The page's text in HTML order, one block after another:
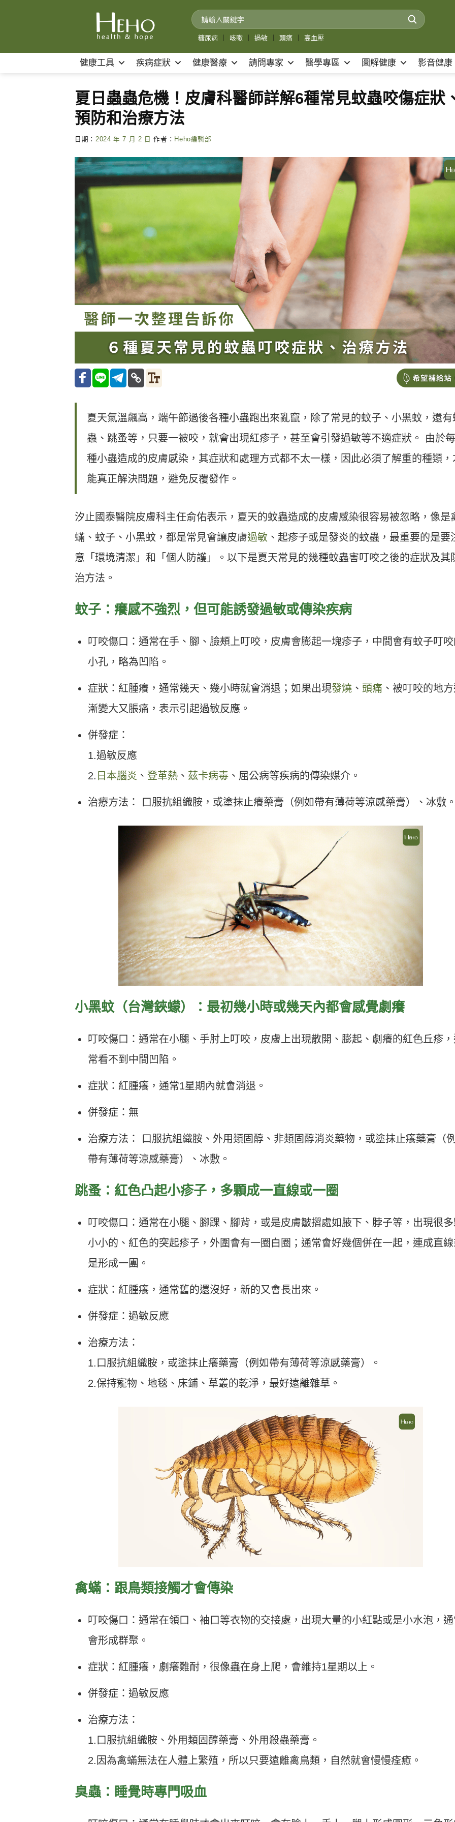
糖尿病 咳嗽 過敏 頭痛 高血壓
健康工具 疾病症狀 健康醫療 請問專家 醫學專區 圖解健康 影音健康
夏日蟲蟲危機！皮膚科醫師詳解6種常見蚊蟲咬傷症狀
預防和治療方法
日期： 2024 年 7 月 2 日 作者： Heho編輯部
夏天氣溫飆高，端午節過後各種小蟲跑出來亂竄，除了常見的蚊子、小黑蚊，還有
蟲、跳蚤等，只要一被咬，就會出現紅疹子，甚至會引發過敏等不適症狀。 由於
種小蟲造成的皮膚感染，其症狀和處理方式都不太一樣，因此必須了解重的種類，
能真正解決問題，避免反覆發作。
汐止國泰醫院皮膚科主任俞佑表示，夏天的蚊蟲造成的皮膚感染很容易被忽略，像是
蟎、蚊子、小黑蚊，都是常見會讓皮膚過敏 、起疹子或是發炎的蚊蟲，最重要的是要
意「環境清潔」和「個人防護」。以下是夏天常見的幾種蚊蟲害叮咬之後的症狀及其
治方法。
蚊子：癢感不強烈，但可能誘發過敏或傳染疾病
叮咬傷口：通常在手、腳、臉頰上叮咬，皮膚會膨起一塊疹子，中間會有蚊子叮
小孔，略為凹陷。
症狀：紅腫癢，通常幾天、幾小時就會消退；如果出現發燒 、 頭痛 、被叮咬的地
漸變大又脹痛，表示引起過敏反應。
併發症：
1.過敏反應
2. 日本腦炎 、 登革熱 、 茲卡病毒 、屈公病等疾病的傳染媒介。
治療方法： 口服抗組織胺，或塗抹止癢藥膏（例如帶有薄荷等涼感藥膏）、冰敷
小黑蚊（台灣鋏蠓）：最初幾小時或幾天內都會感覺劇癢
叮咬傷口：通常在小腿、手肘上叮咬，皮膚上出現散開、膨起、劇癢的紅色丘疹
常看不到中間凹陷。
症狀：紅腫癢，通常1星期內就會消退。
併發症：無
治療方法： 口服抗組織胺、外用類固醇、非類固醇消炎藥物，或塗抹止癢藥膏（
帶有薄荷等涼感藥膏）、冰敷。
跳蚤： 紅色凸起小疹子 ， 多顆成一直線或一圈
叮咬傷口：通常在小腿、腳踝、腳背，或是皮膚皺摺處如腋下、脖子等，出現很
小小的、紅色的突起疹子，外圍會有一圈白圈；通常會好幾個併在一起，連成直
是形成一團。
症狀：紅腫癢，通常舊的還沒好，新的又會長出來。
併發症：過敏反應
治療方法：
1.口服抗組織胺，或塗抹止癢藥膏（例如帶有薄荷等涼感藥膏）。
2.保持寵物、地毯、床鋪、草叢的乾淨，最好遠離雜草。
禽蟎：跟鳥類接觸才會傳染
叮咬傷口：通常在領口、袖口等衣物的交接處，出現大量的小紅點或是小水泡，
會形成群聚。
症狀：紅腫癢，劇癢難耐，很像蟲在身上爬，會維持1星期以上。
併發症：過敏反應
治療方法：
1.口服抗組織胺、外用類固醇藥膏、外用殺蟲藥膏。
2.因為禽蟎無法在人體上繁殖，所以只要遠離禽鳥類，自然就會慢慢痊癒。
臭蟲：睡覺時專門吸血